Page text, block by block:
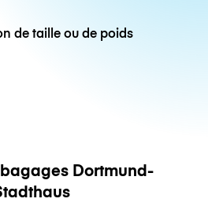
de taille ou de poids
Dortmund-